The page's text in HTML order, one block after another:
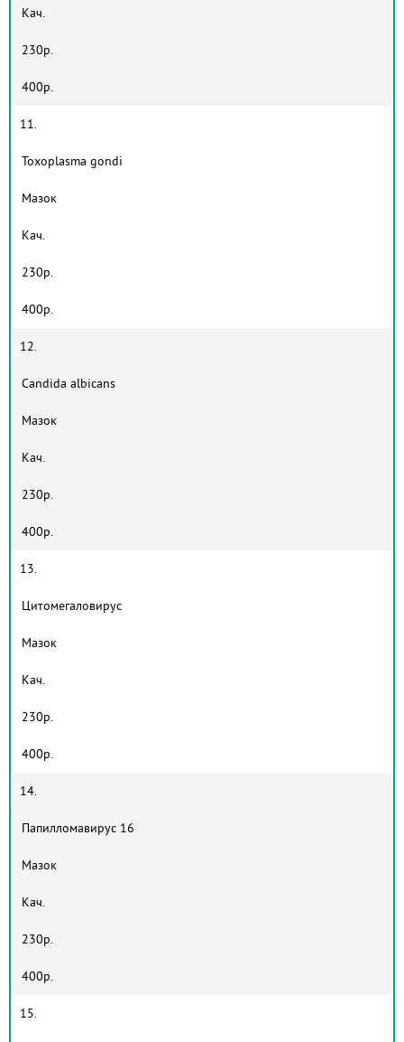
Кач.
230р.
400р.
11.
Toxoplasma gondi
Мазок
Кач.
230р.
400р.
12.
Candida albicans
Мазок
Кач.
230р.
400р.
13.
Цитомегаловирус
Мазок
Кач.
230р.
400р.
14.
Папилломавирус 16
Мазок
Кач.
230р.
400р.
15.